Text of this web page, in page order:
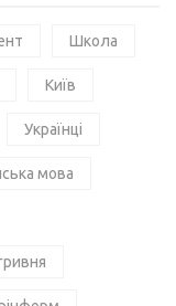
Школа
Київ
Українці
мова